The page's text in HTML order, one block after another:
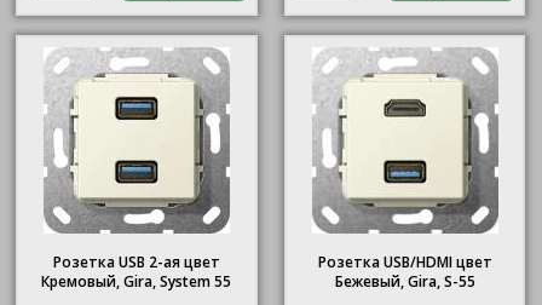
Розетка USB 2-ая цвет
Кремовый, Gira, System 55
Розетка USB/HDMI цвет
Бежевый, Gira, S-55